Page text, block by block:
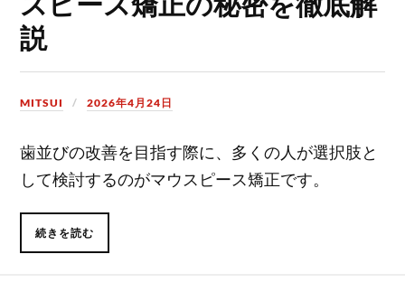
説
MITSUI 2026年4月24日
歯並びの改善を目指す際に、多くの人が選択肢と
して検討するのがマウスピース矯正です。
続きを読む